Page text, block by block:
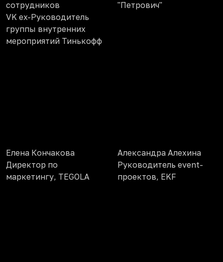
сотрудников
VK ex-Руководитель
группы внутренних
мероприятий Тинькофф
"Петрович"
Елена Кончакова
Директор по
маркетингу, TEGOLA
Александра Алехина
Руководитель event-
проектов, EKF